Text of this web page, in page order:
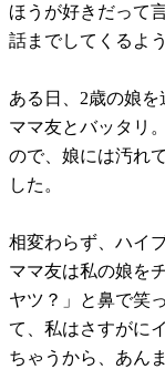
ほうが好きだって
話までしてくるよ
ある日、2歳の娘
ママ友とバッタリ
ので、娘には汚れ
した。
相変わらず、ハイ
ママ友は私の娘を
ヤツ？」と鼻で笑
て、私はさすがに
ちゃうから、あん